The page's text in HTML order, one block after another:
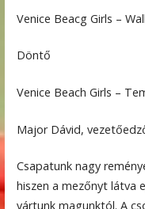
Venice Beacg Girls –
Döntő
Venice Beach Girls –
Major Dávid,
Csapatunk nagy
hiszen a mezőnyt látva
vártunk magunktól. A